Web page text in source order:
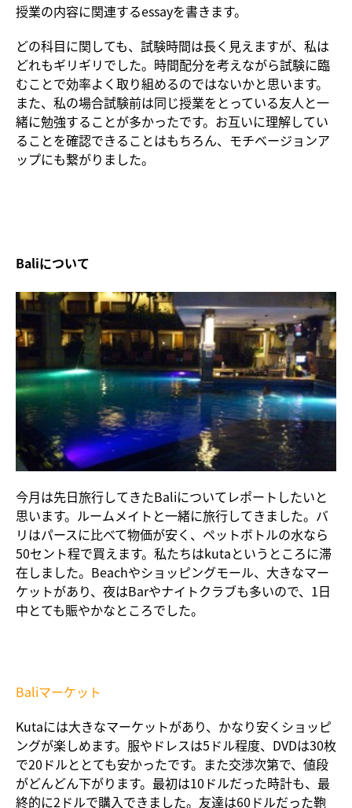
授業の内容に関連するessayを書きます。
どの科目に関しても、試験時間は長く見えますが、私は
どれもギリギリでした。時間配分を考えながら試験に臨
むことで効率よく取り組めるのではないかと思います。
また、私の場合試験前は同じ授業をとっている友人と一
緒に勉強することが多かったです。お互いに理解してい
ることを確認できることはもちろん、モチベージョンア
ップにも繋がりました。
Baliについて
今月は先日旅行してきたBaliについてレポートしたいと
思います。ルームメイトと一緒に旅行してきました。バ
リはパースに比べて物価が安く、ペットボトルの水なら
50セント程で買えます。私たちはkutaというところに滞
在しました。Beachやショッピングモール、大きなマー
ケットがあり、夜はBarやナイトクラブも多いので、1日
中とても賑やかなところでした。
Baliマーケット
Kutaには大きなマーケットがあり、かなり安くショッピ
ングが楽しめます。服やドレスは5ドル程度、DVDは30枚
で20ドルととても安かったです。また交渉次第で、値段
がどんどん下がります。最初は10ドルだった時計も、最
終的に2ドルで購入できました。友達は60ドルだった鞄